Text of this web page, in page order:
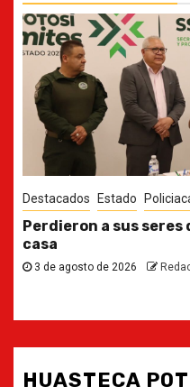
Destacados Estado
Ya casi, el quinto
30 de julio de 2026
HUASTECA